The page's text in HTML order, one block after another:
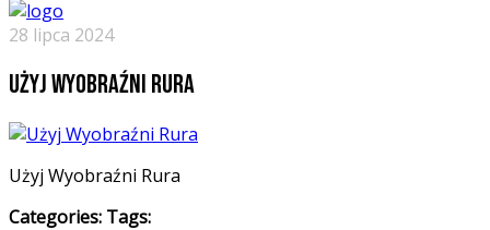
28 lipca 2024
Użyj Wyobraźni Rura
Użyj Wyobraźni Rura
Categories: Tags: